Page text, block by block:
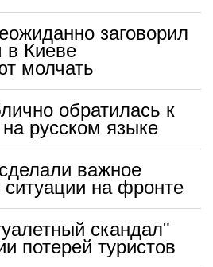
заговорил
в Киеве
молчать
обратилась к
русском языке
важное
ситуации на фронте
скандал"
потерей туристов